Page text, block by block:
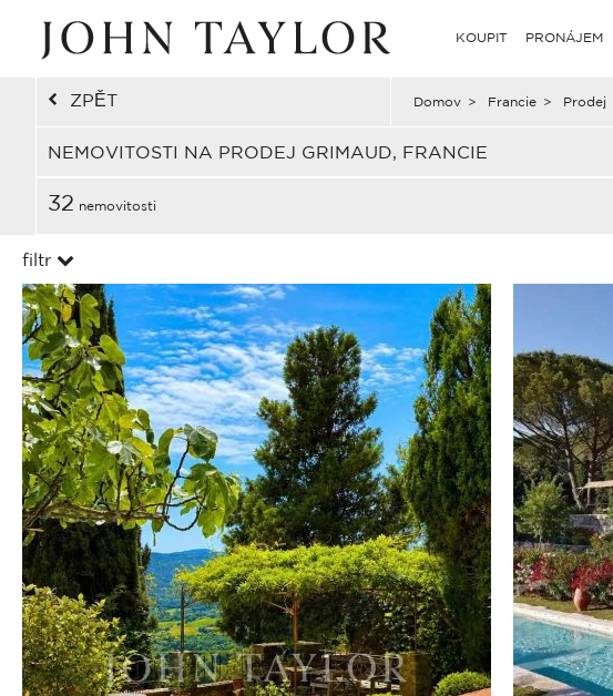
KOUPIT PRONÁJEM
ZPĚT Domov > Francie > Prodej
NEMOVITOSTI NA PRODEJ GRIMAUD, FRANCIE
32 nemovitosti
filtr